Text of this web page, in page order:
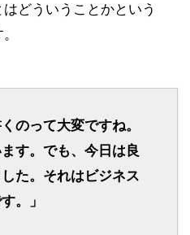
どういうことかという
のって大変ですね。
す。でも、今日は良
た。それはビジネス
。」